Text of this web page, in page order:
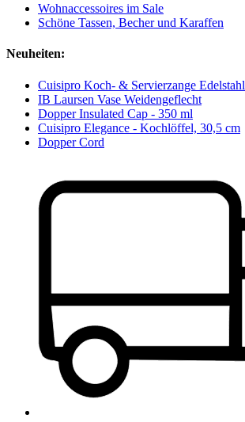
Wohnaccessoires im Sale
Schöne Tassen, Becher und Karaffen
Neuheiten:
Cuisipro Koch- & Servierzange Edelstahl
IB Laursen Vase Weidengeflecht
Dopper Insulated Cap - 350 ml
Cuisipro Elegance - Kochlöffel, 30,5 cm
Dopper Cord